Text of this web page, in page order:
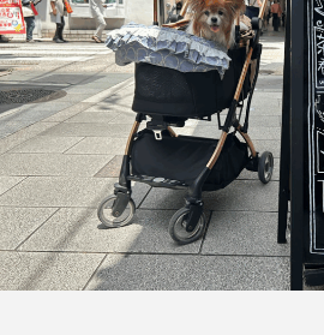
動物病院
コラム
トップページ
人気の記事ランキング
メンバー
会社概要
プライバシーポリシー